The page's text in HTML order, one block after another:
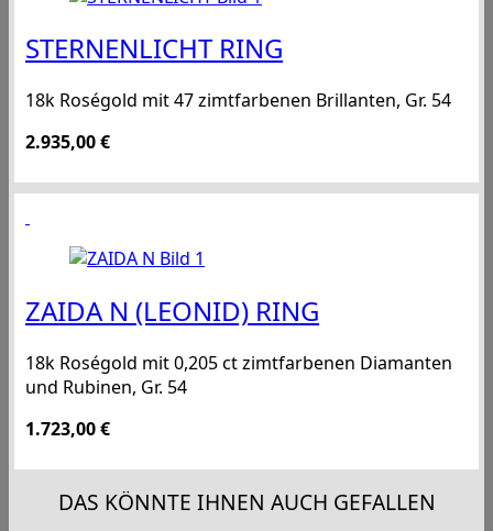
STERNENLICHT RING
18k Roségold mit 47 zimtfarbenen Brillanten, Gr. 54
2.935,00€
ZAIDA N (LEONID) RING
18k Roségold mit 0,205 ct zimtfarbenen Diamanten
und Rubinen, Gr. 54
1.723,00€
DAS KÖNNTE IHNEN AUCH GEFALLEN